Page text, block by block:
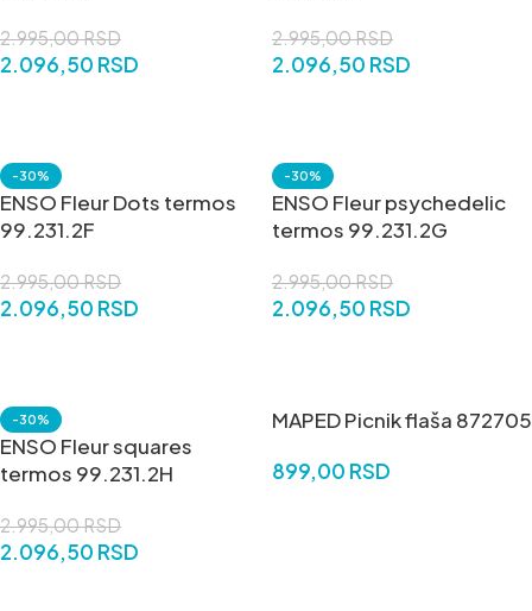
2.995,00RSD
2.096,50 RSD
2.995,00RSD
2.096,50 RSD
-30%
ENSO Fleur Dots termos
99.231.2F
2.995,00RSD
2.096,50 RSD
-30%
ENSO Fleur psychedelic
termos 99.231.2G
2.995,00RSD
2.096,50 RSD
-30%
ENSO Fleur squares
termos 99.231.2H
2.995,00RSD
2.096,50 RSD
MAPED Picnik flaša 872705
899,00 RSD